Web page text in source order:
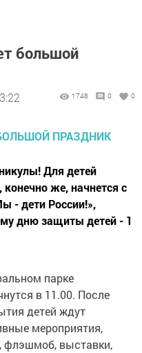
большой
1748 0 0
Для детей
же, начнется с
- дети России!»,
дню защиты детей - 1
парке
в 11.00. После
детей ждут
мероприятия,
флэшмоб, выставки,